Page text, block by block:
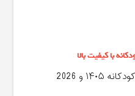
با کیفیت بالا